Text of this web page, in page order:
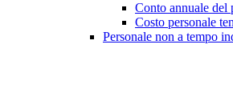
Conto annuale del
Costo personale
Personale non a tempo